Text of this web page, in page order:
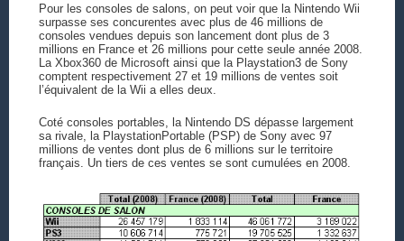
Pour les consoles de salons, on peut voir que la Nintendo Wii
surpasse ses concurentes avec plus de 46 millions de
consoles vendues depuis son lancement dont plus de 3
millions en France et 26 millions pour cette seule année 2008.
La Xbox360 de Microsoft ainsi que la Playstation3 de Sony
comptent respectivement 27 et 19 millions de ventes soit
l’équivalent de la Wii a elles deux.
Coté consoles portables, la Nintendo DS dépasse largement
sa rivale, la PlaystationPortable (PSP) de Sony avec 97
millions de ventes dont plus de 6 millions sur le territoire
français. Un tiers de ces ventes se sont cumulées en 2008.